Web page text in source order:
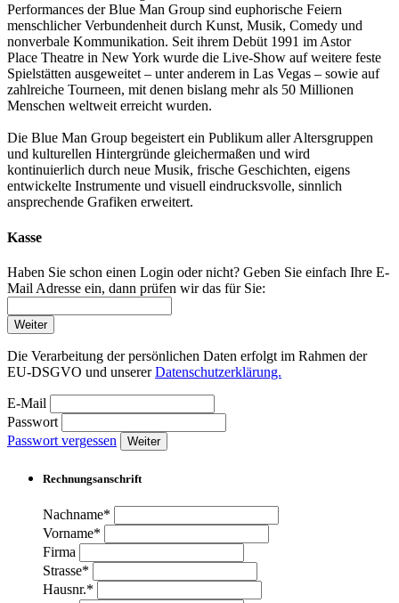
Performances der Blue Man Group sind euphorische Feiern
menschlicher Verbundenheit durch Kunst, Musik, Comedy und
nonverbale Kommunikation. Seit ihrem Debüt 1991 im Astor
Place Theatre in New York wurde die Live-Show auf weitere feste
Spielstätten ausgeweitet – unter anderem in Las Vegas – sowie auf
zahlreiche Tourneen, mit denen bislang mehr als 50 Millionen
Menschen weltweit erreicht wurden.
Die Blue Man Group begeistert ein Publikum aller Altersgruppen
und kulturellen Hintergründe gleichermaßen und wird
kontinuierlich durch neue Musik, frische Geschichten, eigens
entwickelte Instrumente und visuell eindrucksvolle, sinnlich
ansprechende Grafiken erweitert.
Kasse
Haben Sie schon einen Login oder nicht? Geben Sie einfach Ihre E-
Mail Adresse ein, dann prüfen wir das für Sie:
Weiter
Die Verarbeitung der persönlichen Daten erfolgt im Rahmen der
EU-DSGVO und unsererDatenschutzerklärung.
E-Mail
Passwort
Passwort vergessen
Weiter
Rechnungsanschrift
Nachname*
Vorname*
Firma
Strasse*
Hausnr.*